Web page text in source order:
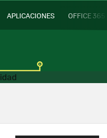
APLICACIONES OFFICE 365